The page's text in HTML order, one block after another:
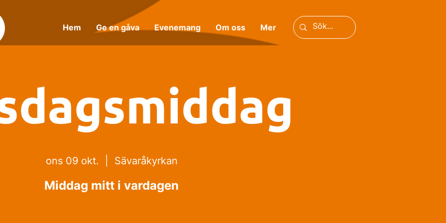
Hem Ge en gåva Evenemang Om oss Mer
ons 09 okt. Sävaråkyrkan
Middag mitt i vardagen